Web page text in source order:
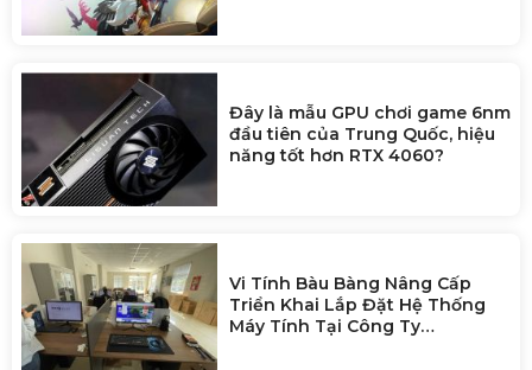
Đây là mẫu GPU chơi game 6nm
đầu tiên của Trung Quốc, hiệu
năng tốt hơn RTX 4060?
Vi Tính Bàu Bàng Nâng Cấp
Triển Khai Lắp Đặt Hệ Thống
Máy Tính Tại Công Ty